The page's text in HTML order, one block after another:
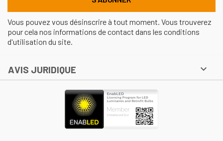
Vous pouvez vous désinscrire à tout moment. Vous trouverez
pour cela nos informations de contact dans les conditions
d'utilisation du site.
AVIS JURIDIQUE 